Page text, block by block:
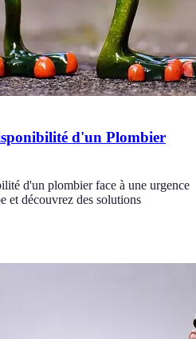
d'un Plombier
d'un plombier face à une urgence
et découvrez des solutions